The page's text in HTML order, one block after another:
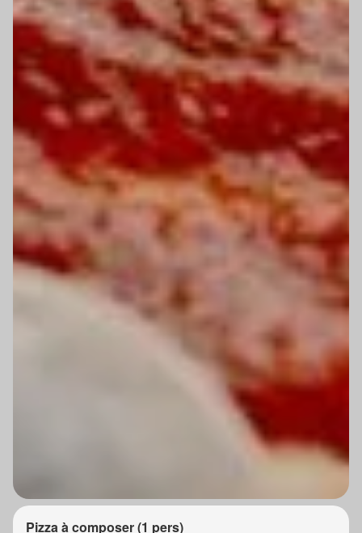
Pizza à composer (1 pers)